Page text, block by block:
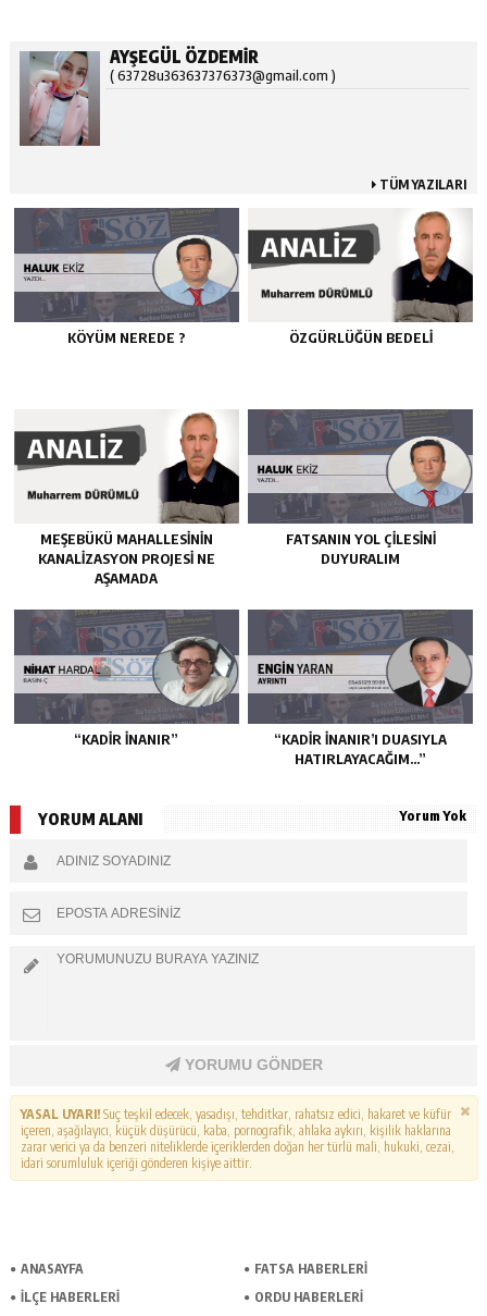
AYŞEGÜL ÖZDEMİR
( 63728u363637376373@gmail.com )
TÜM YAZILARI
KÖYÜM NEREDE ? ÖZGÜRLÜĞÜN BEDELİ
MEŞEBÜKÜ MAHALLESİNİN
KANALİZASYON PROJESİ NE
AŞAMADA
FATSANIN YOL ÇİLESİNİ
DUYURALIM
“KADIR İNANIR”
“KADIR İNANIR’I DUASIYLA
HATIRLAYACAĞIM…”
YORUM ALANI Yorum Yok
YORUMU GÖNDER
YASAL UYARI!Suç teşkil edecek, yasadışı, tehditkar, rahatsız edici, hakaret ve küfür
içeren, aşağılayıcı, küçük düşürücü, kaba, pornografik, ahlaka aykırı, kişilik haklarına
zarar verici ya da benzeri niteliklerde içeriklerden doğan her türlü mali, hukuki, cezai,
idari sorumluluk içeriği gönderen kişiye aittir.
ANASAYFA
FATSA HABERLERI
İLÇE HABERLERI
ORDU HABERLERI